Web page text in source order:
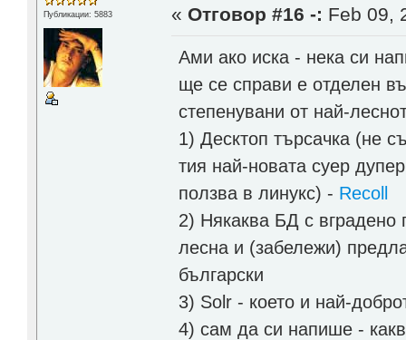
Публикации: 5883 « Отговор #16 -: Feb 09,
Ами ако иска - нека си
ще се справи е отделен
степенувани от най-
1) Десктоп търсачка (не
тия най-новата суер
ползва в линукс) - Recoll
2) Някаква БД с вградено
лесна и (забележи)
български
3) Solr - което и най-
4) сам да си напише -